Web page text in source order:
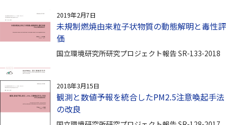
2019年2月7日
未規制燃焼由来粒子状物質の動態解明と毒性評
価
国立環境研究所研究プロジェクト報告 SR-133-2018
2018年3月15日
観測と数値予報を統合したPM2.5注意喚起手法
の改良